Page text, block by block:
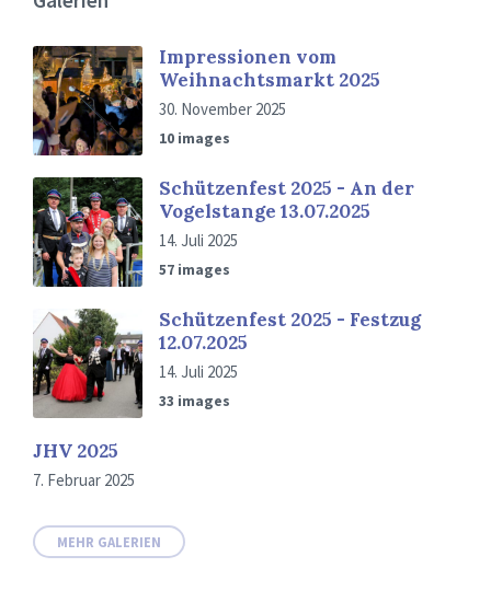
Impressionen vom
Weihnachtsmarkt 2025
30. November 2025
10 images
Schützenfest 2025 - An der
Vogelstange 13.07.2025
14. Juli 2025
57 images
Schützenfest 2025 - Festzug
12.07.2025
14. Juli 2025
33 images
JHV 2025
7. Februar 2025
MEHR GALERIEN